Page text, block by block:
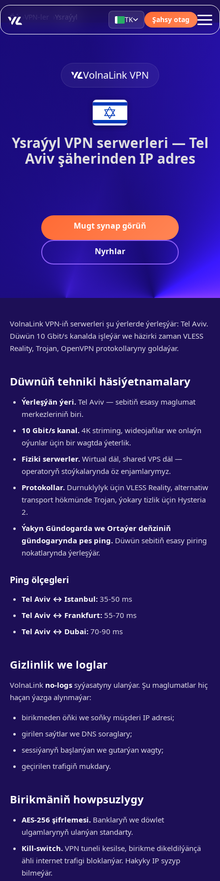
TK Şahsy otag
Öý VPN-ler Ysraýyl
VolnaLink VPN
Ysraýyl VPN serwerleri — Tel
Aviv şäherinden IP adres
Mugt synap görüň
Nyrhlar
VolnaLink VPN-iň serwerleri şu ýerlerde ýerleşýär: Tel Aviv.
Düwün 10 Gbit/s kanalda işleýär we häzirki zaman VLESS
Reality, Trojan, OpenVPN protokollaryny goldaýar.
Düwnüň tehniki häsiýetnamalary
Ýerleşýän ýeri. Tel Aviv — sebitiň esasy maglumat
merkezleriniň biri.
10 Gbit/s kanal. 4K striming, wideojaňlar we onlaýn
oýunlar üçin bir wagtda ýeterlik.
Fiziki serwerler. Wirtual däl, shared VPS däl —
operatoryň stoýkalarynda öz enjamlarymyz.
Protokollar. Durnuklylyk üçin VLESS Reality, alternatiw
transport hökmünde Trojan, ýokary tizlik üçin Hysteria
2.
Ýakyn Gündogarda we Ortaýer deňziniň
gündogarynda pes ping. Düwün sebitiň esasy piring
nokatlarynda ýerleşýär.
Ping ölçegleri
Tel Aviv ↔ Istanbul: 35-50 ms
Tel Aviv ↔ Frankfurt: 55-70 ms
Tel Aviv ↔ Dubai: 70-90 ms
Gizlinlik we loglar
VolnaLink no-logs syýasatyny ulanýar. Şu maglumatlar hiç
haçan ýazga alynmaýar:
birikmeden öňki we soňky müşderi IP adresi;
girilen saýtlar we DNS soraglary;
sessiýanyň başlanýan we gutarýan wagty;
geçirilen trafigiň mukdary.
Birikmäniň howpsuzlygy
AES-256 şifrlemesi. Banklaryň we döwlet
ulgamlarynyň ulanýan standarty.
Kill-switch. VPN tuneli kesilse, birikme dikeldilýänçä
ähli internet trafigi bloklanýar. Hakyky IP syzyp
bilmeýär.